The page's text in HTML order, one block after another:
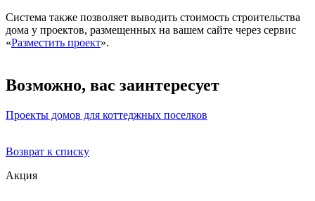
Система также позволяет выводить стоимость строительства
дома у проектов, размещенных на вашем сайте через сервис
«Разместить проект».
Возможно, вас заинтересует
Проекты домов для коттеджных поселков
Возврат к списку
Акция